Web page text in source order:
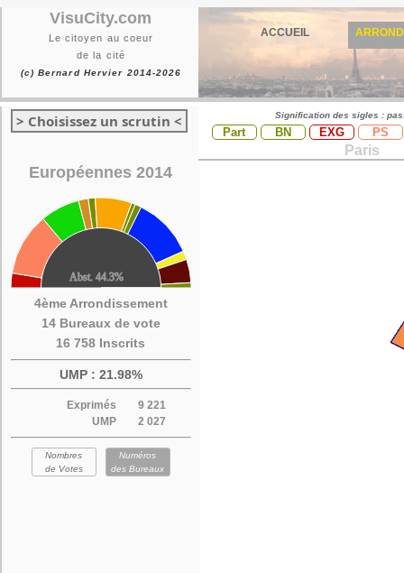
VisuCity.com
Le citoyen au coeur
de la cité
(c) Bernard Hervier 2014-2026
ACCUEIL
> Choisissez un scrutin <
Européennes 2014
4ème Arrondissement
14 Bureaux de vote
16 758 Inscrits
UMP : 21.98%
Exprimés
9 221
UMP
2 027
Nombres
de Votes
Numéros
des Bureaux
Signification des sigles :
Part BN EXG PS
Paris